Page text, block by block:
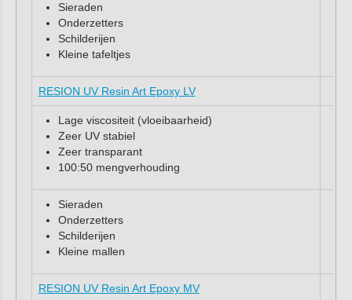
Sieraden
Onderzetters
Schilderijen
Kleine tafeltjes
RESION UV Resin Art Epoxy LV
Lage viscositeit (vloeibaarheid)
Zeer UV stabiel
Zeer transparant
100:50 mengverhouding
Sieraden
Onderzetters
Schilderijen
Kleine mallen
RESION UV Resin Art Epoxy MV